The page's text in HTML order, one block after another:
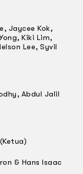
Jaycee Kok,
Kiki Lim,
Lee, Syvil
Abdul Jalil
& Hans Isaac